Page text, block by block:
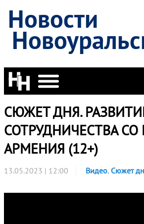
Новости
СЮЖЕТ ДНЯ.
СОТРУДНИЧЕСТВА
АРМЕНИЯ (12+)
13.05.2023 | 12:00 Видео, Сюжет